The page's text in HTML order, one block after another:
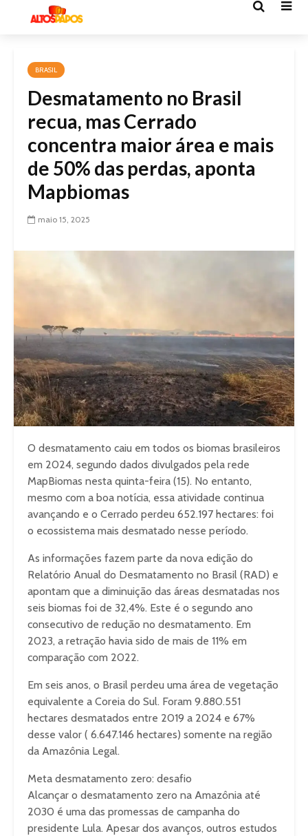
BRASIL
Desmatamento no Brasil
recua, mas Cerrado
concentra maior área e mais
de 50% das perdas, aponta
Mapbiomas
maio 15, 2025
O desmatamento caiu em todos os biomas brasileiros
em 2024, segundo dados divulgados pela rede
MapBiomas nesta quinta-feira (15). No entanto,
mesmo com a boa notícia, essa atividade continua
avançando e o Cerrado perdeu 652.197 hectares: foi
o ecossistema mais desmatado nesse período.
As informações fazem parte da nova edição do
Relatório Anual do Desmatamento no Brasil (RAD) e
apontam que a diminuição das áreas desmatadas nos
seis biomas foi de 32,4%. Este é o segundo ano
consecutivo de redução no desmatamento. Em
2023, a retração havia sido de mais de 11% em
comparação com 2022.
Em seis anos, o Brasil perdeu uma área de vegetação
equivalente a Coreia do Sul. Foram 9.880.551
hectares desmatados entre 2019 a 2024 e 67%
desse valor ( 6.647.146 hectares) somente na região
da Amazônia Legal.
Meta desmatamento zero: desafio
Alcançar o desmatamento zero na Amazônia até
2030 é uma das promessas de campanha do
presidente Lula. Apesar dos avanços, outros estudos